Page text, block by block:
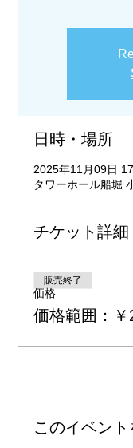
日時・場所
2025年11月09日
タワーホール船堀
チケット詳細
価格
価格範囲：
販売終了
このイベン